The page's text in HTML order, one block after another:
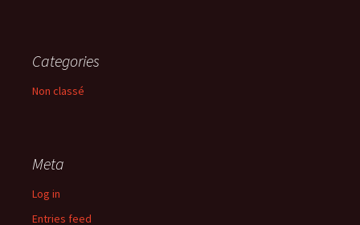
Categories
Non classé
Meta
Log in
Entries feed